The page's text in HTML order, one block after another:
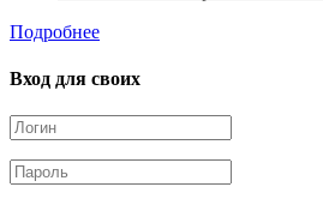
Подробнее
Вход для своих